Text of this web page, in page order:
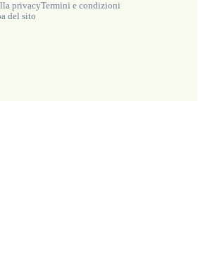
privacyTermini e condizioni
del sito